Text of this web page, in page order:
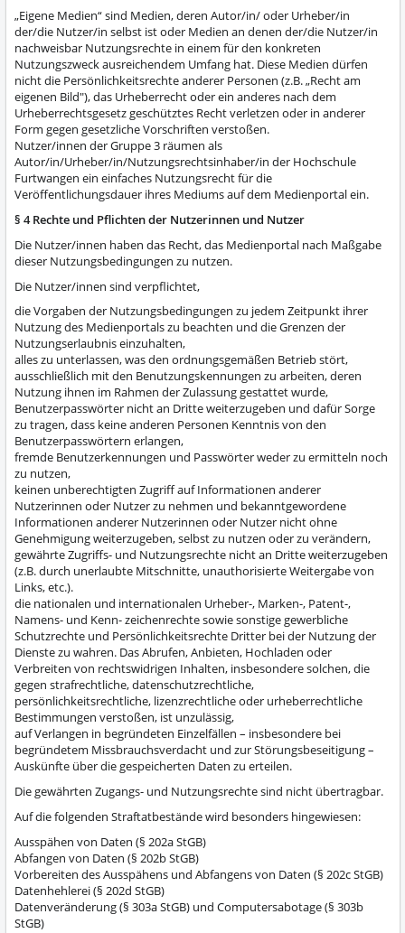
„Eigene Medien“ sind Medien, deren Autor/in/ oder Urheber/in
der/die Nutzer/in selbst ist oder Medien an denen der/die Nutzer/in
nachweisbar Nutzungsrechte in einem für den konkreten
Nutzungszweck ausreichendem Umfang hat. Diese Medien dürfen
nicht die Persönlichkeitsrechte anderer Personen (z.B. „Recht am
eigenen Bild"), das Urheberrecht oder ein anderes nach dem
Urheberrechtsgesetz geschütztes Recht verletzen oder in anderer
Form gegen gesetzliche Vorschriften verstoßen.
Nutzer/innen der Gruppe 3 räumen als
Autor/in/Urheber/in/Nutzungsrechtsinhaber/in der Hochschule
Furtwangen ein einfaches Nutzungsrecht für die
Veröffentlichungsdauer ihres Mediums auf dem Medienportal ein.
§ 4 Rechte und Pflichten der Nutzerinnen und Nutzer
Die Nutzer/innen haben das Recht, das Medienportal nach Maßgabe
dieser Nutzungsbedingungen zu nutzen.
Die Nutzer/innen sind verpflichtet,
die Vorgaben der Nutzungsbedingungen zu jedem Zeitpunkt ihrer
Nutzung des Medienportals zu beachten und die Grenzen der
Nutzungserlaubnis einzuhalten,
alles zu unterlassen, was den ordnungsgemäßen Betrieb stört,
ausschließlich mit den Benutzungskennungen zu arbeiten, deren
Nutzung ihnen im Rahmen der Zulassung gestattet wurde,
Benutzerpasswörter nicht an Dritte weiterzugeben und dafür Sorge
zu tragen, dass keine anderen Personen Kenntnis von den
Benutzerpasswörtern erlangen,
fremde Benutzerkennungen und Passwörter weder zu ermitteln noch
zu nutzen,
keinen unberechtigten Zugriff auf Informationen anderer
Nutzerinnen oder Nutzer zu nehmen und bekanntgewordene
Informationen anderer Nutzerinnen oder Nutzer nicht ohne
Genehmigung weiterzugeben, selbst zu nutzen oder zu verändern,
gewährte Zugriffs- und Nutzungsrechte nicht an Dritte weiterzugeben
(z.B. durch unerlaubte Mitschnitte, unauthorisierte Weitergabe von
Links, etc.).
die nationalen und internationalen Urheber-, Marken-, Patent-,
Namens- und Kenn- zeichenrechte sowie sonstige gewerbliche
Schutzrechte und Persönlichkeitsrechte Dritter bei der Nutzung der
Dienste zu wahren. Das Abrufen, Anbieten, Hochladen oder
Verbreiten von rechtswidrigen Inhalten, insbesondere solchen, die
gegen strafrechtliche, datenschutzrechtliche,
persönlichkeitsrechtliche, lizenzrechtliche oder urheberrechtliche
Bestimmungen verstoßen, ist unzulässig,
auf Verlangen in begründeten Einzelfällen – insbesondere bei
begründetem Missbrauchsverdacht und zur Störungsbeseitigung –
Auskünfte über die gespeicherten Daten zu erteilen.
Die gewährten Zugangs- und Nutzungsrechte sind nicht übertragbar.
Auf die folgenden Straftatbestände wird besonders hingewiesen:
Ausspähen von Daten (§ 202a StGB)
Abfangen von Daten (§ 202b StGB)
Vorbereiten des Ausspähens und Abfangens von Daten (§ 202c StGB)
Datenhehlerei (§ 202d StGB)
Datenveränderung (§ 303a StGB) und Computersabotage (§ 303b
StGB)